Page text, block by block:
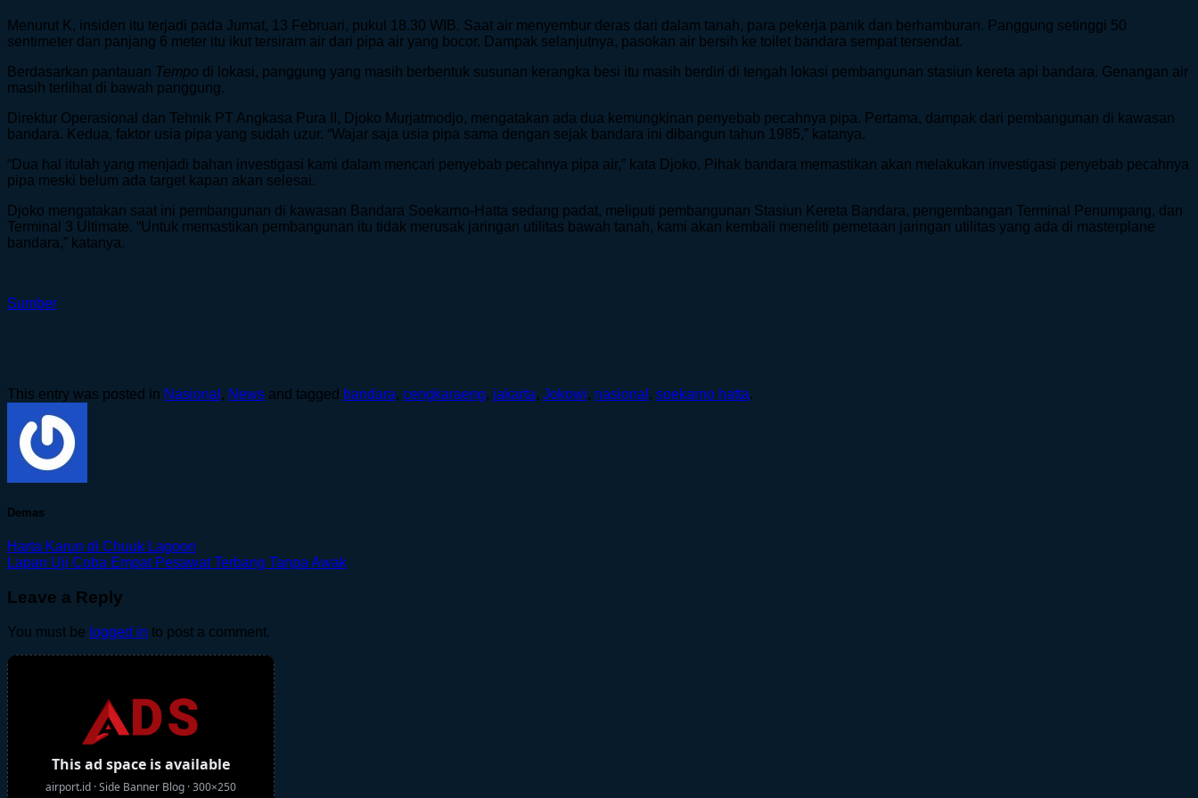
Menurut K, insiden itu terjadi pada Jumat, 13 Februari, pukul 18.30 WIB. Saat air menyembur deras dari dalam tanah, para pekerja panik dan berhamburan. Panggung setinggi 50
sentimeter dan panjang 6 meter itu ikut tersiram air dari pipa air yang bocor. Dampak selanjutnya, pasokan air bersih ke toilet bandara sempat tersendat.
Berdasarkan pantauan Tempo di lokasi, panggung yang masih berbentuk susunan kerangka besi itu masih berdiri di tengah lokasi pembangunan stasiun kereta api bandara. Genangan air
masih terlihat di bawah panggung.
Direktur Operasional dan Tehnik PT Angkasa Pura II, Djoko Murjatmodjo, mengatakan ada dua kemungkinan penyebab pecahnya pipa. Pertama, dampak dari pembangunan di kawasan
bandara. Kedua, faktor usia pipa yang sudah uzur. “Wajar saja usia pipa sama dengan sejak bandara ini dibangun tahun 1985,” katanya.
“Dua hal itulah yang menjadi bahan investigasi kami dalam mencari penyebab pecahnya pipa air,” kata Djoko. Pihak bandara memastikan akan melakukan investigasi penyebab pecahnya
pipa meski belum ada target kapan akan selesai.
Djoko mengatakan saat ini pembangunan di kawasan Bandara Soekarno-Hatta sedang padat, meliputi pembangunan Stasiun Kereta Bandara, pengembangan Terminal Penumpang, dan
Terminal 3 Ultimate. “Untuk memastikan pembangunan itu tidak merusak jaringan utilitas bawah tanah, kami akan kembali meneliti pemetaan jaringan utilitas yang ada di masterplane
bandara,” katanya.
Sumber
This entry was posted in Nasional , News and tagged bandara, cengkaraeng, jakarta, Jokowi, nasional , soekarno hatta.
Demas
Harta Karun di Chuuk Lagoon
Lapan Uji Coba Empat Pesawat Terbang Tanpa Awak
Leave a Reply
You must be logged in to post a comment.